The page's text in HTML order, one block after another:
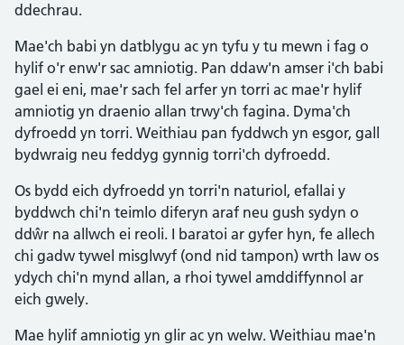
ddechrau.
Mae'ch babi yn datblygu ac yn tyfu y tu mewn i fag o
hylif o'r enw'r sac amniotig. Pan ddaw'n amser i'ch babi
gael ei eni, mae'r sach fel arfer yn torri ac mae'r hylif
amniotig yn draenio allan trwy'ch fagina. Dyma'ch
dyfroedd yn torri. Weithiau pan fyddwch yn esgor, gall
bydwraig neu feddyg gynnig torri'ch dyfroedd.
Os bydd eich dyfroedd yn torri'n naturiol, efallai y
byddwch chi'n teimlo diferyn araf neu gush sydyn o
ddŵr na allwch ei reoli. I baratoi ar gyfer hyn, fe allech
chi gadw tywel misglwyf (ond nid tampon) wrth law os
ydych chi'n mynd allan, a rhoi tywel amddiffynnol ar
eich gwely.
Mae hylif amniotig yn glir ac yn welw. Weithiau mae'n